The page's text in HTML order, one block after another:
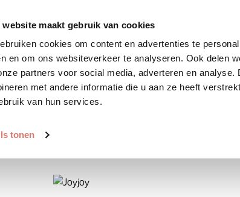
website maakt gebruik van cookies
cookies om content en advertenties te
en om ons websiteverkeer te analyseren. Ook delen
partners voor social media, adverteren en analyse.
met andere informatie die u aan ze heeft
van hun services.
tonen
Plaats huisdier Hoe werkt het?